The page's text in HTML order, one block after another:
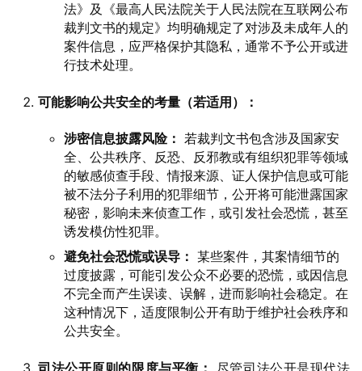
法》及《最高人民法院关于人民法院在互联网公布
裁判文书的规定》均明确规定了对涉及未成年人的
案件信息，应严格保护其隐私，通常不予公开或进
行技术处理。
可能影响公共安全的考量（若适用）：
涉密信息披露风险： 若裁判文书包含涉及国家安
全、公共秩序、反恐、反邪教或有组织犯罪等领域
的敏感侦查手段、情报来源、证人保护信息或可能
被不法分子利用的犯罪细节，公开将可能泄露国家
秘密，影响未来侦查工作，或引发社会恐慌，甚至
诱发模仿性犯罪。
避免社会恐慌或误导： 某些案件，其案情细节的
过度披露，可能引发公众不必要的恐慌，或因信息
不完全而产生误读、误解，进而影响社会稳定。在
这种情况下，适度限制公开有助于维护社会秩序和
公共安全。
司法公开原则的限度与平衡： 尽管司法公开是现代法